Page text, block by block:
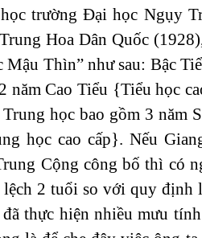
trường Đại học Ngụy
Hoa Dân Quốc
Mậu Thìn” như sau: Bậc
năm Cao Tiểu {Tiểu học
học bao gồm 3 năm
học cao cấp}. Nếu
Cộng công bố thì có
lệch 2 tuổi so với quy
đã thực hiện nhiều mưu